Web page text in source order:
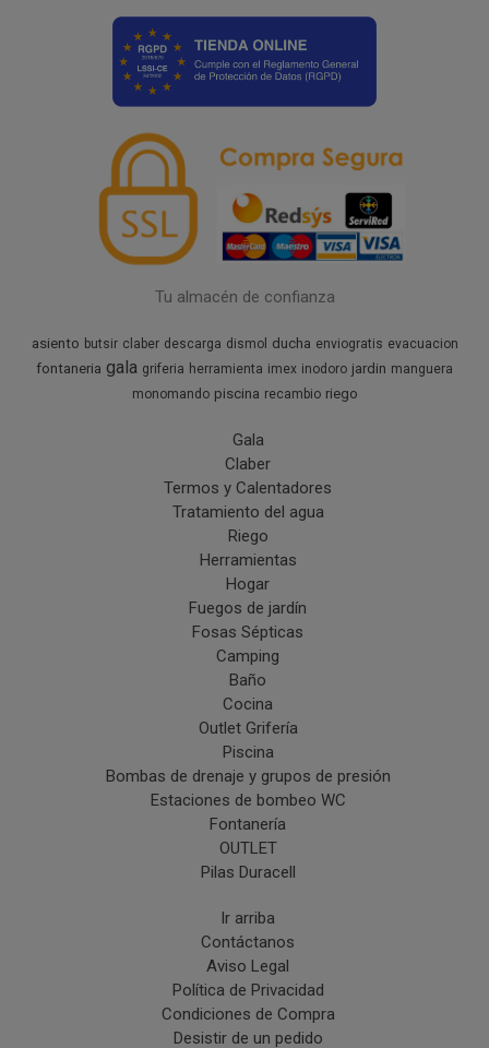
Tu almacén de confianza
asiento butsir claber descarga dismol ducha enviogratis evacuacion
fontaneria gala griferia herramienta imex inodoro jardin manguera
monomando piscina recambio riego
Gala
Claber
Termos y Calentadores
Tratamiento del agua
Riego
Herramientas
Hogar
Fuegos de jardín
Fosas Sépticas
Camping
Baño
Cocina
Outlet Grifería
Piscina
Bombas de drenaje y grupos de presión
Estaciones de bombeo WC
Fontanería
OUTLET
Pilas Duracell
Ir arriba
Contáctanos
Aviso Legal
Política de Privacidad
Condiciones de Compra
Desistir de un pedido